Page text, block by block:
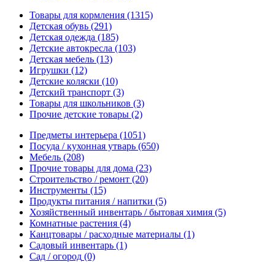
Товары для кормления (1315)
Детская обувь (291)
Детская одежда (185)
Детские автокресла (103)
Детская мебель (13)
Игрушки (12)
Детские коляски (10)
Детский транспорт (3)
Товары для школьников (3)
Прочие детские товары (2)
Предметы интерьера (1051)
Посуда / кухонная утварь (650)
Мебель (208)
Прочие товары для дома (23)
Строительство / ремонт (20)
Инструменты (15)
Продукты питания / напитки (5)
Хозяйственный инвентарь / бытовая химия (5)
Комнатные растения (4)
Канцтовары / расходные материалы (1)
Садовый инвентарь (1)
Сад / огород (0)